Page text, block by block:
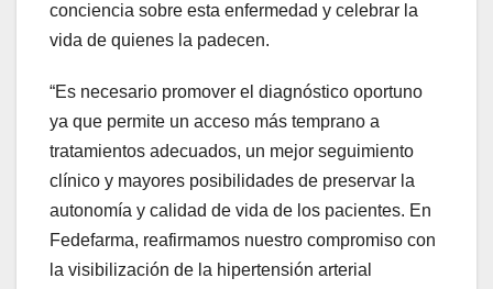
conciencia sobre esta enfermedad y celebrar la
vida de quienes la padecen.
“Es necesario promover el diagnóstico oportuno
ya que permite un acceso más temprano a
tratamientos adecuados, un mejor seguimiento
clínico y mayores posibilidades de preservar la
autonomía y calidad de vida de los pacientes. En
Fedefarma, reafirmamos nuestro compromiso con
la visibilización de la hipertensión arterial